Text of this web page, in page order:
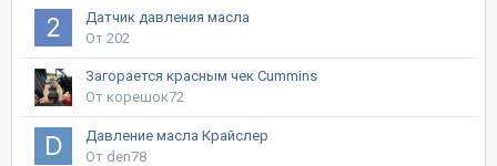
Датчик давления масла
От 202
Загорается красным чек Cummins
От корешок72
Давление масла Крайслер
От den78